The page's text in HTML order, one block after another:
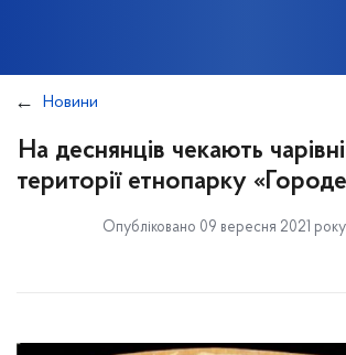
Новини
На деснянців чекають
території етнопарку
Опубліковано 09 вересня 2021 року